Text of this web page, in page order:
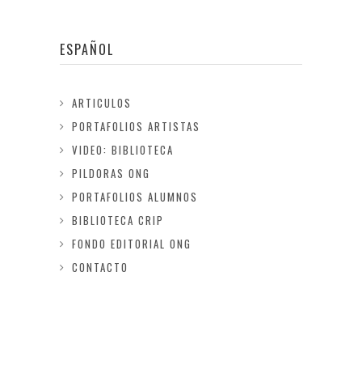
ESPAÑOL
ARTICULOS
PORTAFOLIOS ARTISTAS
VIDEO: BIBLIOTECA
PILDORAS ONG
PORTAFOLIOS ALUMNOS
BIBLIOTECA CRIP
FONDO EDITORIAL ONG
CONTACTO